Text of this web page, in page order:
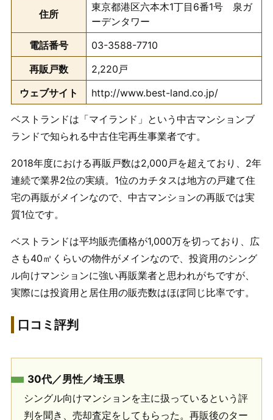
住所
東京都港区六本木1丁目6番1号 泉ガ
ーデンタワー
電話番号
03-3588-7710
再販戸数
2,220戸
ウェブサイト
http://www.best-land.co.jp/
ベストランドは「マイランド」という中古マンションブ
ランドで知られる中古住宅再生事業者です。
2018年度における再販戸数は2,000戸を超えており、2年
連続で業界2位の実績。1位のカチタスは地方の戸建て住
宅の再販がメインなので、中古マンションの再販では実
質1位です。
ベストランドは平均販売価格が1,000万を切っており、広
さも40㎡くらいの物件がメインなので、投資用のシング
ル向けマンションに強い再販業者と思われがちですが、
実際には投資用と居住用の販売数はほぼ同じ比率です。
口コミ評判
30代／男性／埼玉県
シングル向けマンションを主に扱っているという評
判を聞き、売却査定をしてもらった。再販後のター